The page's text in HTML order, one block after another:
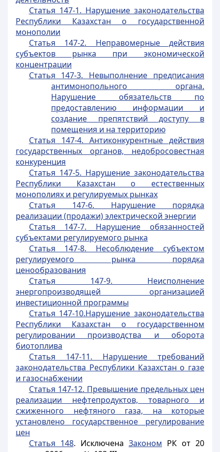
Статья 147-1. Нарушение законодательства
Республики Казахстан о государственной
монополии
Статья 147-2. Неправомерные действия
субъектов рынка при экономической
концентрации
Статья 147-3. Невыполнение предписания
антимонопольного органа.
Нарушение обязательств по
предоставлению информации и
создание препятствий доступу в
помещения и на территорию
Статья 147-4. Антиконкурентные действия
государственных органов, недобросовестная
конкуренция
Статья 147-5. Нарушение законодательства
Республики Казахстан о естественных
монополиях и регулируемых рынках
Статья 147-6. Нарушение порядка
реализации (продажи) электрической энергии
Статья 147-7. Нарушение обязанностей
субъектами регулируемого рынка
Статья 147-8. Несоблюдение субъектом
регулируемого рынка порядка
ценообразования
Статья 147-9. Неисполнение
энергопроизводящей организацией
инвестиционной программы
Статья 147-10.Нарушение законодательства
Республики Казахстан о государственном
регулировании производства и оборота
биотоплива
Статья 147-11. Нарушение требований
законодательства Республики Казахстан о газе
и газоснабжении
Статья 147-12. Превышение предельных цен
реализации нефтепродуктов, товарного и
сжиженного нефтяного газа, на которые
установлено государственное регулирование
цен
Статья 148. Исключена Законом РК от 20